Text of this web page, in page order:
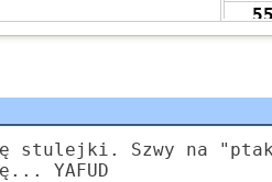
stulejki. Szwy na
YAFUD